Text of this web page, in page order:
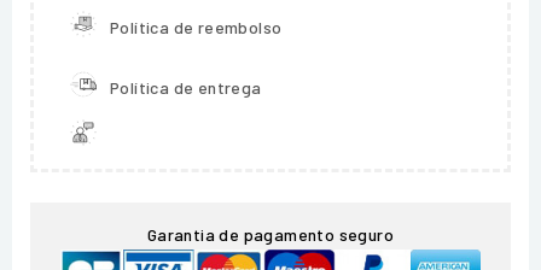
Política de reembolso
Política de entrega
Garantia de pagamento seguro